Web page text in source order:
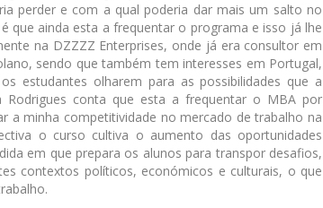
perder e com a qual poderia dar mais um salto no
que ainda esta a frequentar o programa e isso já lhe
na DZZZZ Enterprises, onde já era consultor em
sendo que também tem interesses em Portugal,
estudantes olharem para as possibilidades que a
Rodrigues conta que esta a frequentar o MBA por
a minha competitividade no mercado de trabalho na
o curso cultiva o aumento das oportunidades
em que prepara os alunos para transpor desafios,
contextos políticos, económicos e culturais, o que